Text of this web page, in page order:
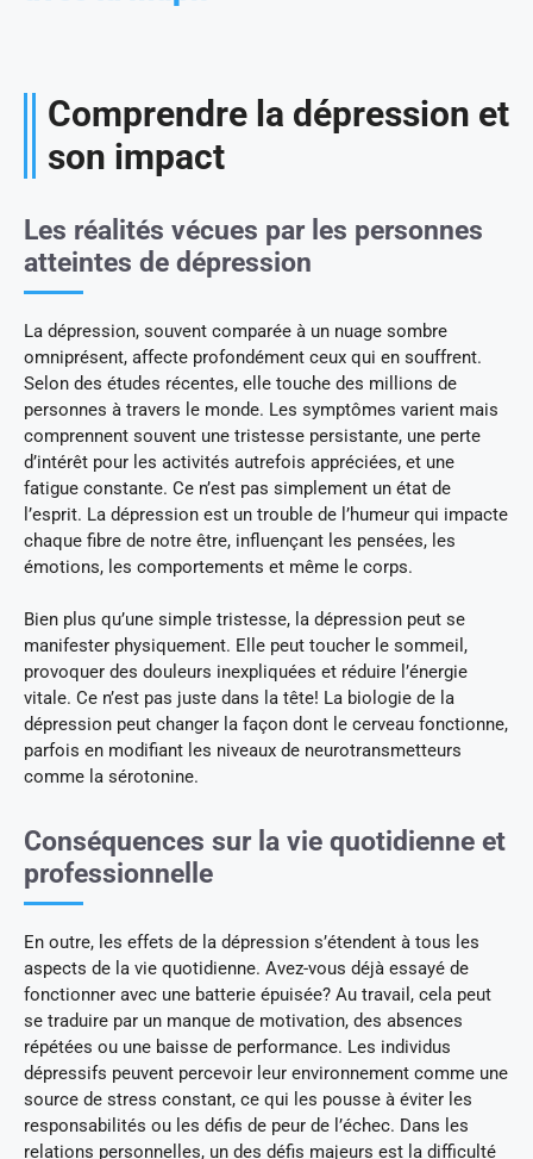
Comprendre la dépression et
son impact
Les réalités vécues par les personnes
atteintes de dépression
La dépression, souvent comparée à un nuage sombre
omniprésent, affecte profondément ceux qui en souffrent.
Selon des études récentes, elle touche des millions de
personnes à travers le monde. Les symptômes varient mais
comprennent souvent une tristesse persistante, une perte
d’intérêt pour les activités autrefois appréciées, et une
fatigue constante. Ce n’est pas simplement un état de
l’esprit. La dépression est un trouble de l’humeur qui impacte
chaque fibre de notre être, influençant les pensées, les
émotions, les comportements et même le corps.
Bien plus qu’une simple tristesse, la dépression peut se
manifester physiquement. Elle peut toucher le sommeil,
provoquer des douleurs inexpliquées et réduire l’énergie
vitale. Ce n’est pas juste dans la tête! La biologie de la
dépression peut changer la façon dont le cerveau fonctionne,
parfois en modifiant les niveaux de neurotransmetteurs
comme la sérotonine.
Conséquences sur la vie quotidienne et
professionnelle
En outre, les effets de la dépression s’étendent à tous les
aspects de la vie quotidienne. Avez-vous déjà essayé de
fonctionner avec une batterie épuisée? Au travail, cela peut
se traduire par un manque de motivation, des absences
répétées ou une baisse de performance. Les individus
dépressifs peuvent percevoir leur environnement comme une
source de stress constant, ce qui les pousse à éviter les
responsabilités ou les défis de peur de l’échec. Dans les
relations personnelles, un des défis majeurs est la difficulté